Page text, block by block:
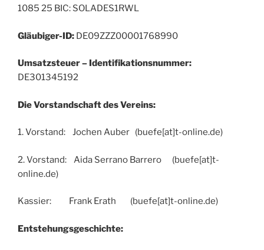
1085 25 BIC: SOLADES1RWL
Gläubiger-ID: DE09ZZZ00001768990
Umsatzsteuer – Identifikationsnummer:
DE301345192
Die Vorstandschaft des Vereins:
1. Vorstand: Jochen Auber (buefe[at]t-online.de)
2. Vorstand: Aida Serrano Barrero (buefe[at]t-
online.de)
Kassier: Frank Erath (buefe[at]t-online.de)
Entstehungsgeschichte: